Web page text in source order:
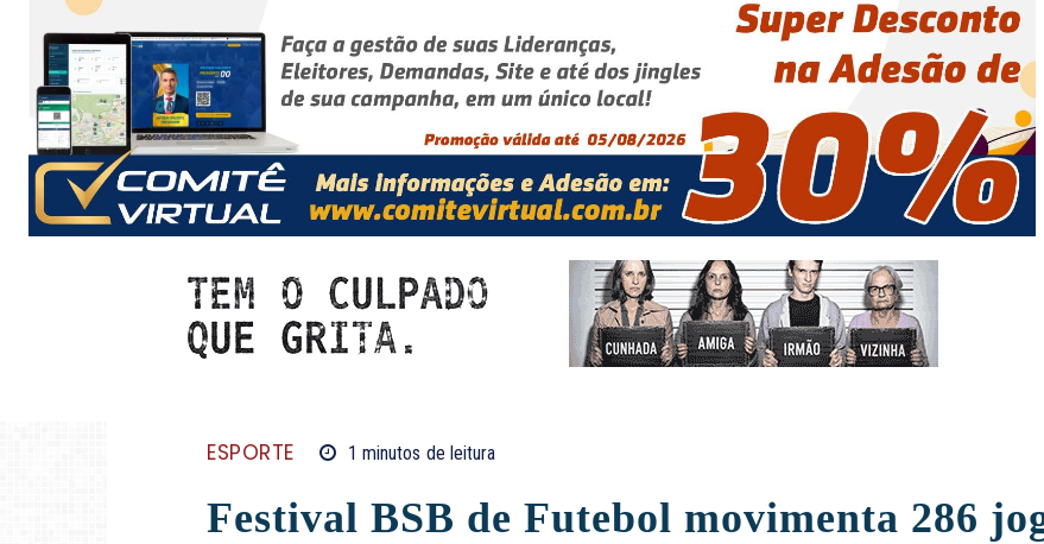
ESPORTE 1 minutos de leitura
Festival BSB de Futebol movimenta 286